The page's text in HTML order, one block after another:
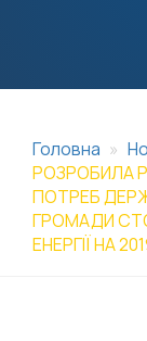
Головна
РОЗРОБИЛА
ПОТРЕБ
ГРОМАДИ
ЕНЕРГІЇ НА